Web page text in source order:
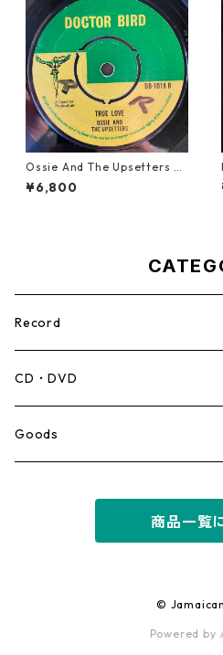
Ossie And The Upsetters -
True Love【7-22000】
¥6,800
Record
Mento,Calypso,Ballad
Ska
CD・DVD
Goods
商品一覧
©
Powered by